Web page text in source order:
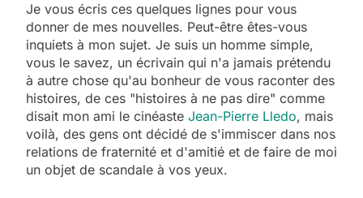
Je vous écris ces quelques lignes pour vous
donner de mes nouvelles. Peut-être êtes-vous
inquiets à mon sujet. Je suis un homme simple,
vous le savez, un écrivain qui n'a jamais prétendu
à autre chose qu'au bonheur de vous raconter des
histoires, de ces "histoires à ne pas dire" comme
disait mon ami le cinéaste Jean-Pierre Lledo, mais
voilà, des gens ont décidé de s'immiscer dans nos
relations de fraternité et d'amitié et de faire de moi
un objet de scandale à vos yeux.